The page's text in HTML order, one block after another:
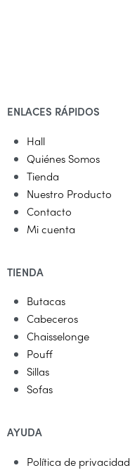
ENLACES RÁPIDOS
Hall
Quiénes Somos
Tienda
Nuestro Producto
Contacto
Mi cuenta
TIENDA
Butacas
Cabeceros
Chaisselonge
Pouff
Sillas
Sofas
AYUDA
Política de privacidad